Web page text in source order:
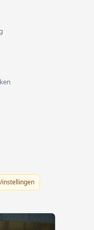
instellingen